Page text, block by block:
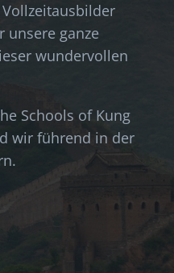
unsere ganze
wundervollen
Schools of Kung
wir führend in der